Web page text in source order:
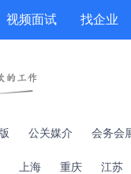
视频面试 找企业
公关媒介 会务会
上海 重庆 江苏